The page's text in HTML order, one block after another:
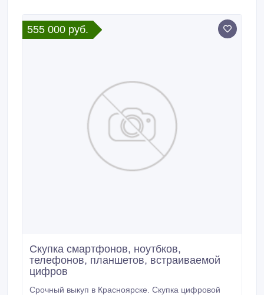
555 000 руб.
Скупка смартфонов, ноутбков,
телефонов, планшетов, встраиваемой
цифров
Срочный выкуп в Красноярске. Скупка цифровой